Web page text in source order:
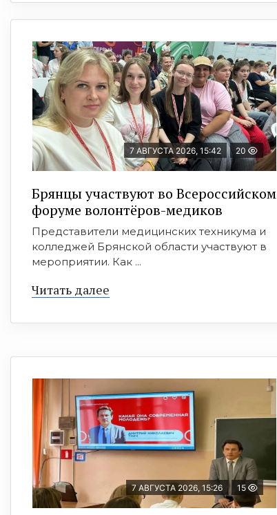
7 АВГУСТА 2026, 15:42 20
Брянцы участвуют во Всероссийском
форуме волонтёров-медиков
Представители медицинских техникума и
колледжей Брянской области участвуют в
мероприятии. Как ...
Читать далее
7 АВГУСТА 2026, 15:26 15